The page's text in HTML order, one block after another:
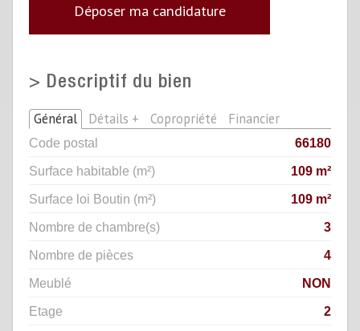
Déposer ma candidature
> Descriptif du bien
Général Détails + Copropriété Financier
Code postal
66180
Surface habitable (m²)
109 m²
Surface loi Boutin (m²)
109 m²
Nombre de chambre(s)
3
Nombre de pièces
4
Meublé
NON
Etage
2